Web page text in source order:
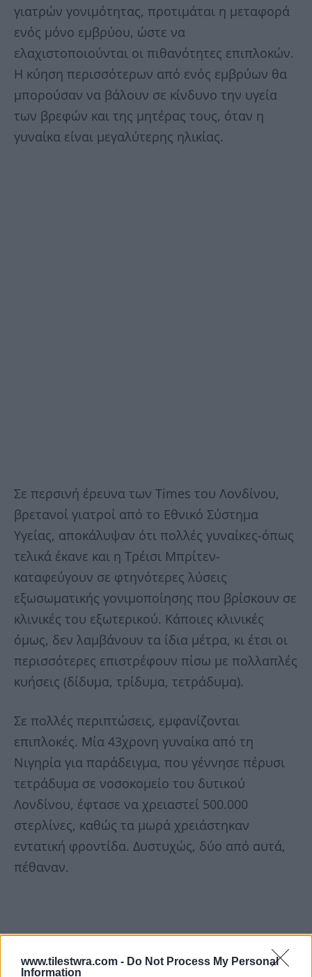
www.tilestwra.com - Do Not Process My Personal
Information
γιατρών γονιμότητας, προτιμάται η μεταφορά
ενός μόνο εμβρύου, ώστε να
ελαχιστοποιούνται οι πιθανότητες επιπλοκών.
Η κύηση περισσότερων από ενός εμβρύων θα
μπορούσαν να βάλουν σε κίνδυνο την υγεία
των βρεφών και της μητέρας τους, όταν η
γυναίκα είναι μεγαλύτερης ηλικίας.
Σε περσινή έρευνα των Times του Λονδίνου,
βρετανοί γιατροί από το Εθνικό Σύστημα
Υγείας, αποκάλυψαν ότι πολλές γυναίκες-όπως
τελικά έκανε και η Τρέισι Μπρίτεν-
καταφεύγουν σε φτηνότερες λύσεις
εξωσωματικής γονιμοποίησης που βρίσκουν σε
κλινικές του εξωτερικού. Κάποιες κλινικές
όμως, δεν λαμβάνουν τα ίδια μέτρα, κι έτσι οι
περισσότερες επιστρέφουν πίσω με πολλαπλές
κυήσεις (δίδυμα, τρίδυμα, τετράδυμα).
Σε πολλές περιπτώσεις, εμφανίζονται
επιπλοκές. Μία 43χρονη γυναίκα από τη
Νιγηρία για παράδειγμα, που γέννησε πέρυσι
τετράδυμα σε νοσοκομείο του δυτικού
Λονδίνου, έφτασε να χρειαστεί 500.000
στερλίνες, καθώς τα μωρά χρειάστηκαν
εντατική φροντίδα. Δυστυχώς, δύο από αυτά,
πέθαναν.